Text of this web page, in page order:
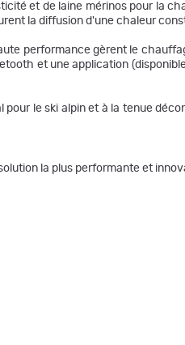
et de laine mérinos pour la
la diffusion d'une chaleur
performance gèrent le
et une application
le ski alpin et à la tenue
la plus performante et